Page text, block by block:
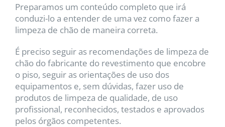
Preparamos um conteúdo completo que irá
conduzi-lo a entender de uma vez como fazer a
limpeza de chão de maneira correta.
É preciso seguir as recomendações de limpeza de
chão do fabricante do revestimento que encobre
o piso, seguir as orientações de uso dos
equipamentos e, sem dúvidas, fazer uso de
produtos de limpeza de qualidade, de uso
profissional, reconhecidos, testados e aprovados
pelos órgãos competentes.